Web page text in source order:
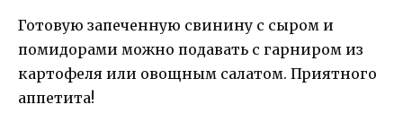
Готовую запеченную свинину с сыром и
помидорами можно подавать с гарниром из
картофеля или овощным салатом. Приятного
аппетита!